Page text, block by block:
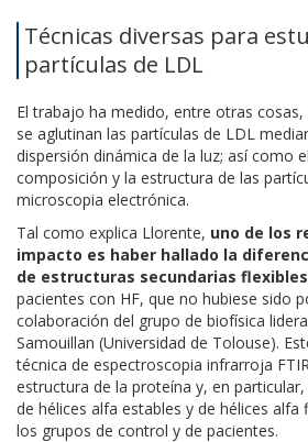
Técnicas diversas para
partículas de LDL
El trabajo ha medido, entre otras
se aglutinan las partículas de LDL
dispersión dinámica de la luz; así como
composición y la estructura de las
microscopia electrónica.
Tal como explica Llorente, uno de los
impacto es haber hallado la
de estructuras secundarias flexibles
pacientes con HF, que no hubiese sido
colaboración del grupo de biofísica
Samouillan (Universidad de Tolouse).
técnica de espectroscopia infrarroja
estructura de la proteína y, en
de hélices alfa estables y de hélices alfa
los grupos de control y de pacientes.